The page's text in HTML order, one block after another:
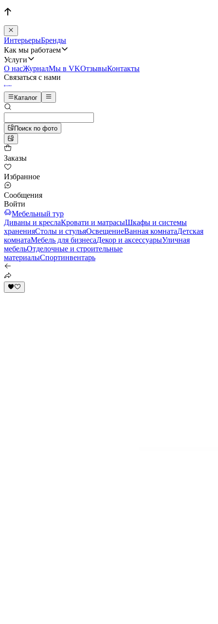
ИнтерьерыБренды
Как мы работаем
Услуги
О насЖурналМы в VKОтзывыКонтакты
Связаться с нами
Каталог
Поиск по фото
Заказы
Избранное
Сообщения
Войти
Мебельный тур
Диваны и креслаКровати и матрасыШкафы и системы
храненияСтолы и стульяОсвещениеВанная комнатаДетская
комнатаМебель для бизнесаДекор и аксессуарыУличная
мебельОтделочные и строительные
материалыСпортинвентарь